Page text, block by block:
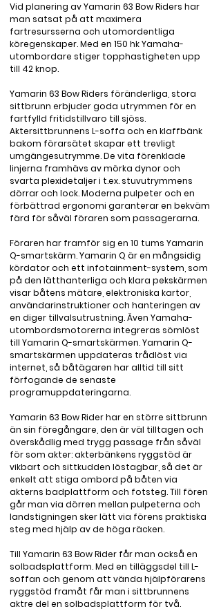
Vid planering av Yamarin 63 Bow Riders har
man satsat på att maximera
fartresursserna och utomordentliga
köregenskaper. Med en 150 hk Yamaha-
utombordare stiger topphastigheten upp
till 42 knop.
Yamarin 63 Bow Riders föränderliga, stora
sittbrunn erbjuder goda utrymmen för en
fartfylld fritidstillvaro till sjöss.
Aktersittbrunnens L-soffa och en klaffbänk
bakom förarsätet skapar ett trevligt
umgängesutrymme. De vita förenklade
linjerna framhävs av mörka dynor och
svarta plexidetaljer i t.ex. stuvutrymmens
dörrar och lock. Moderna pulpeter och en
förbättrad ergonomi garanterar en bekväm
färd för såväl föraren som passagerarna.
Föraren har framför sig en 10 tums Yamarin
Q-smartskärm. Yamarin Q är en mångsidig
kördator och ett infotainment-system, som
på den lätthanterliga och klara pekskärmen
visar båtens mätare, elektroniska kartor,
användarinstruktioner och hanteringen av
en diger tillvalsutrustning. Även Yamaha-
utombordsmotorerna integreras sömlöst
till Yamarin Q-smartskärmen. Yamarin Q-
smartskärmen uppdateras trådlöst via
internet, så båtägaren har alltid till sitt
förfogande de senaste
programuppdateringarna.
Yamarin 63 Bow Rider har en större sittbrunn
än sin föregångare, den är väl tilltagen och
överskådlig med trygg passage från såväl
för som akter: akterbänkens ryggstöd är
vikbart och sittkudden löstagbar, så det är
enkelt att stiga ombord på båten via
akterns badplattform och fotsteg. Till fören
går man via dörren mellan pulpeterna och
landstigningen sker lätt via förens praktiska
steg med hjälp av de höga räcken.
Till Yamarin 63 Bow Rider får man också en
solbadsplattform. Med en tilläggsdel till L-
soffan och genom att vända hjälpförarens
ryggstöd framåt får man i sittbrunnens
aktre del en solbadsplattform för två.